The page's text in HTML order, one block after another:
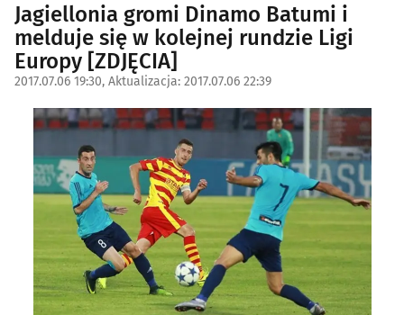
Jagiellonia gromi Dinamo Batumi i
melduje się w kolejnej rundzie Ligi
Europy [ZDJĘCIA]
2017.07.06 19:30, Aktualizacja: 2017.07.06 22:39